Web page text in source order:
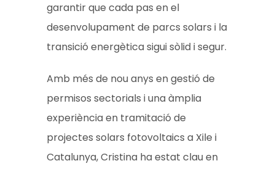
garantir que cada pas en el
desenvolupament de parcs solars i la
transició energètica sigui sòlid i segur.
Amb més de nou anys en gestió de
permisos sectorials i una àmplia
experiència en tramitació de
projectes solars fotovoltaics a Xile i
Catalunya, Cristina ha estat clau en